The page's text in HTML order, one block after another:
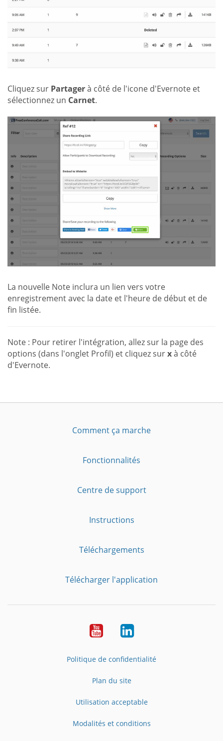
Cliquez sur Partagerà côté de l'icone d'Evernote et
sélectionnez un Carnet.
La nouvelle Note inclura un lien vers votre
enregistrement avec la date et l'heure de début et de
fin listée.
Note : Pour retirer l'intégration, allez sur la page des
options (dans l'onglet Profil) et cliquez surxà côté
d'Evernote.
Comment ça marche
Fonctionnalités
Centre de support
Instructions
Téléchargements
Télécharger l'application
YouTubeLinkedIn
Politique de confidentialité
Plan du site
Utilisation acceptable
Modalités et conditions